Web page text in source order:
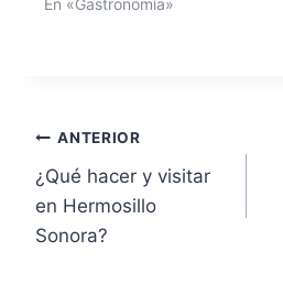
ANTERIOR
¿Qué hacer y visitar
en Hermosillo
Sonora?